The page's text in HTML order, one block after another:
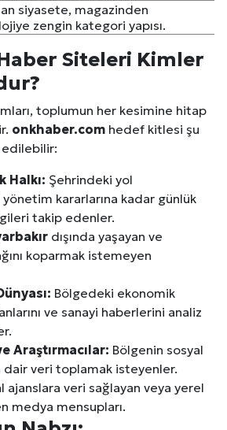
siyasete, magazinden
zengin kategori yapısı.
Siteleri Kimler
toplumun her kesimine hitap
onkhaber.com hedef kitlesi şu
Halkı: Şehrindeki yol
kararlarına kadar günlük
takip edenler.
dışında yaşayan ve
koparmak istemeyen
Bölgedeki ekonomik
ve sanayi haberlerini analiz
Araştırmacılar: Bölgenin sosyal
dair veri toplamak isteyenler.
ajanslara veri sağlayan veya yerel
medya mensupları.